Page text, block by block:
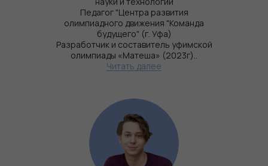
Педагог "Центра развития
олимпиадного движения "Команда
будущего" (г. Уфа)
Разработчик и составитель уфимской
олимпиады «Матеша» (2023г)..
Читать далее